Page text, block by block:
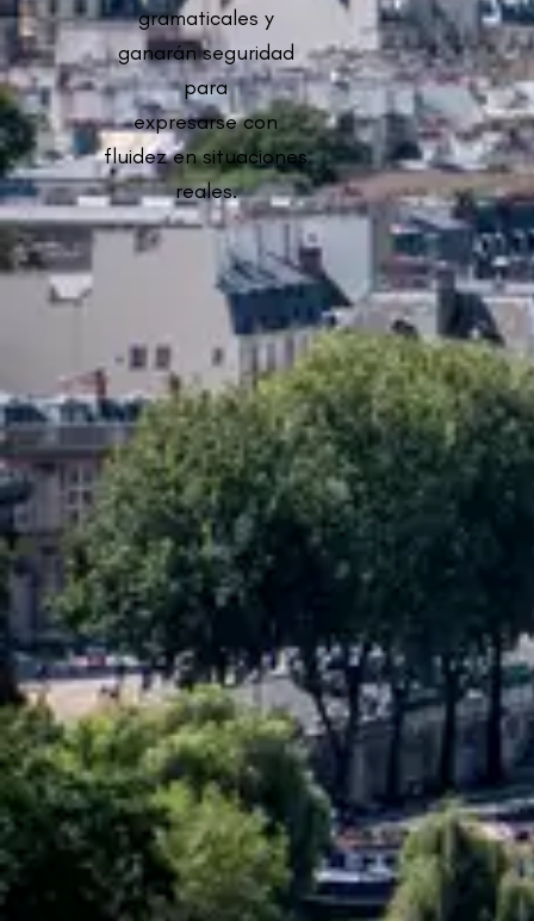
gramaticales y
ganarán seguridad
para
expresarse con
fluidez en situaciones
reales.